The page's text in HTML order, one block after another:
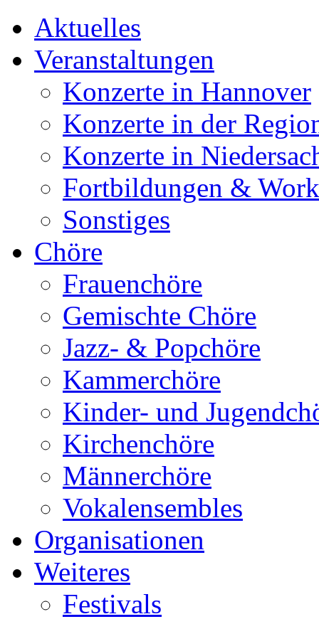
Aktuelles
Veranstaltungen
Konzerte in Hannover
Konzerte in der
Konzerte in
Fortbildungen &
Sonstiges
Chöre
Frauenchöre
Gemischte Chöre
Jazz- & Popchöre
Kammerchöre
Kinder- und
Kirchenchöre
Männerchöre
Vokalensembles
Organisationen
Weiteres
Festivals